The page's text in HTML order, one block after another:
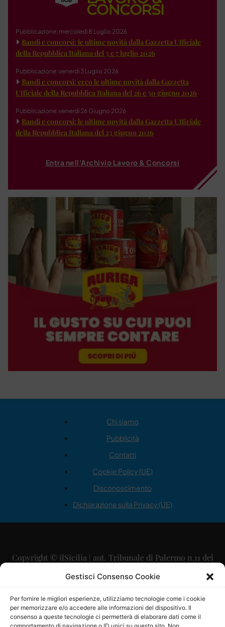
Gestisci Consenso Cookie
Per fornire le migliori esperienze, utilizziamo tecnologie come i cookie
per memorizzare e/o accedere alle informazioni del dispositivo. Il
consenso a queste tecnologie ci permetterà di elaborare dati come il
Pubblicazione: mercoledì 8 Luglio 2026
Bandi e concorsi: le ultime novità dalla Gazzetta Ufficiale
della Repubblica Italiana del 3 e 7 luglio 2026
Pubblicazione: venerdì 3 Luglio 2026
Bandi e concorsi: ecco le ultime novità dalla Gazzetta
Ufficiale della Repubblica Italiana del 26 e 30 giugno 2026
Pubblicazione: venerdì 26 Giugno 2026
Bandi e concorsi: le ultime novità dalla Gazzetta Ufficiale
della Repubblica Italiana del 23 giugno 2026
Entra nell'Archivio Lavoro & Concorsi
Chi siamo
Pubblicità
Contatti
Cookie Policy (UE)
Disconoscimento
Dichiarazione sulla Privacy (UE)
Copyright © ilSicilia | aut. Tribunale di Palermo n.11 del
29/09/2015
Direttore Editoriale: Maurizio Scaglione